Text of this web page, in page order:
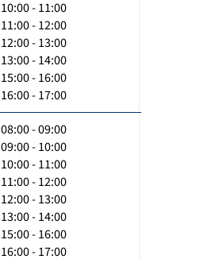
10:00 - 11:00
11:00 - 12:00
12:00 - 13:00
13:00 - 14:00
15:00 - 16:00
16:00 - 17:00
08:00 - 09:00
09:00 - 10:00
10:00 - 11:00
11:00 - 12:00
12:00 - 13:00
13:00 - 14:00
15:00 - 16:00
16:00 - 17:00